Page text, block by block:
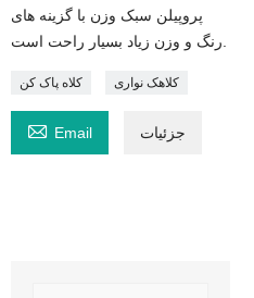
پروپیلن سبک وزن با گزینه های
کلاه پاک کن کلاهک نواری
 Email جزئیات